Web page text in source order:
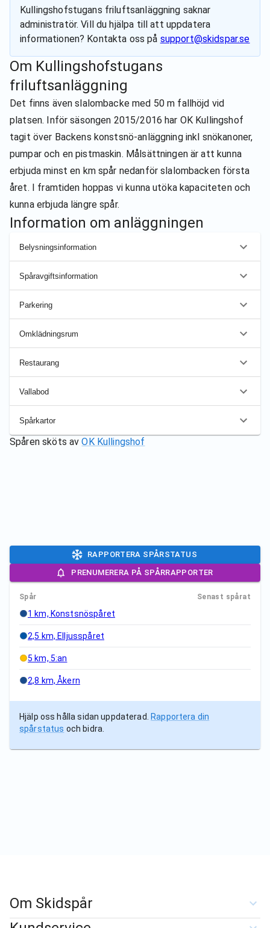
Kullingshofstugans friluftsanläggning saknar
administratör. Vill du hjälpa till att uppdatera
informationen? Kontakta oss på support@skidspar.se
Om Kullingshofstugans
friluftsanläggning
Det finns även slalombacke med 50 m fallhöjd vid
platsen. Inför säsongen 2015/2016 har OK Kullingshof
tagit över Backens konstsnö-anläggning inkl snökanoner,
pumpar och en pistmaskin. Målsättningen är att kunna
erbjuda minst en km spår nedanför slalombacken första
året. I framtiden hoppas vi kunna utöka kapaciteten och
kunna erbjuda längre spår.
Information om anläggningen
Belysningsinformation
Spåravgiftsinformation
Parkering
Omklädningsrum
Restaurang
Vallabod
Spårkartor
Spåren sköts av OK Kullingshof
RAPPORTERA SPÅRSTATUS
PRENUMERERA PÅ SPÅRRAPPORTER
Spår Senast spårat
1 km, Konstsnöspåret
2,5 km, Elljusspåret
5 km, 5:an
2,8 km, Åkern
Hjälp oss hålla sidan uppdaterad.
Rapportera din
spårstatus och bidra.
Om Skidspår